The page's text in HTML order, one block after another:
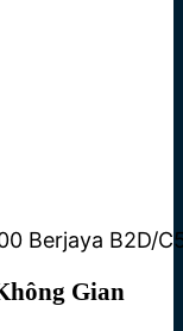
Berjaya B2D/
Gian